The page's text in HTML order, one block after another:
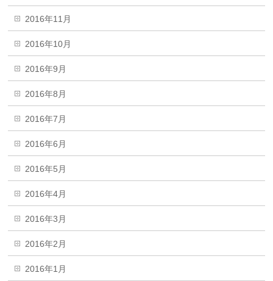
2016年11月
2016年10月
2016年9月
2016年8月
2016年7月
2016年6月
2016年5月
2016年4月
2016年3月
2016年2月
2016年1月